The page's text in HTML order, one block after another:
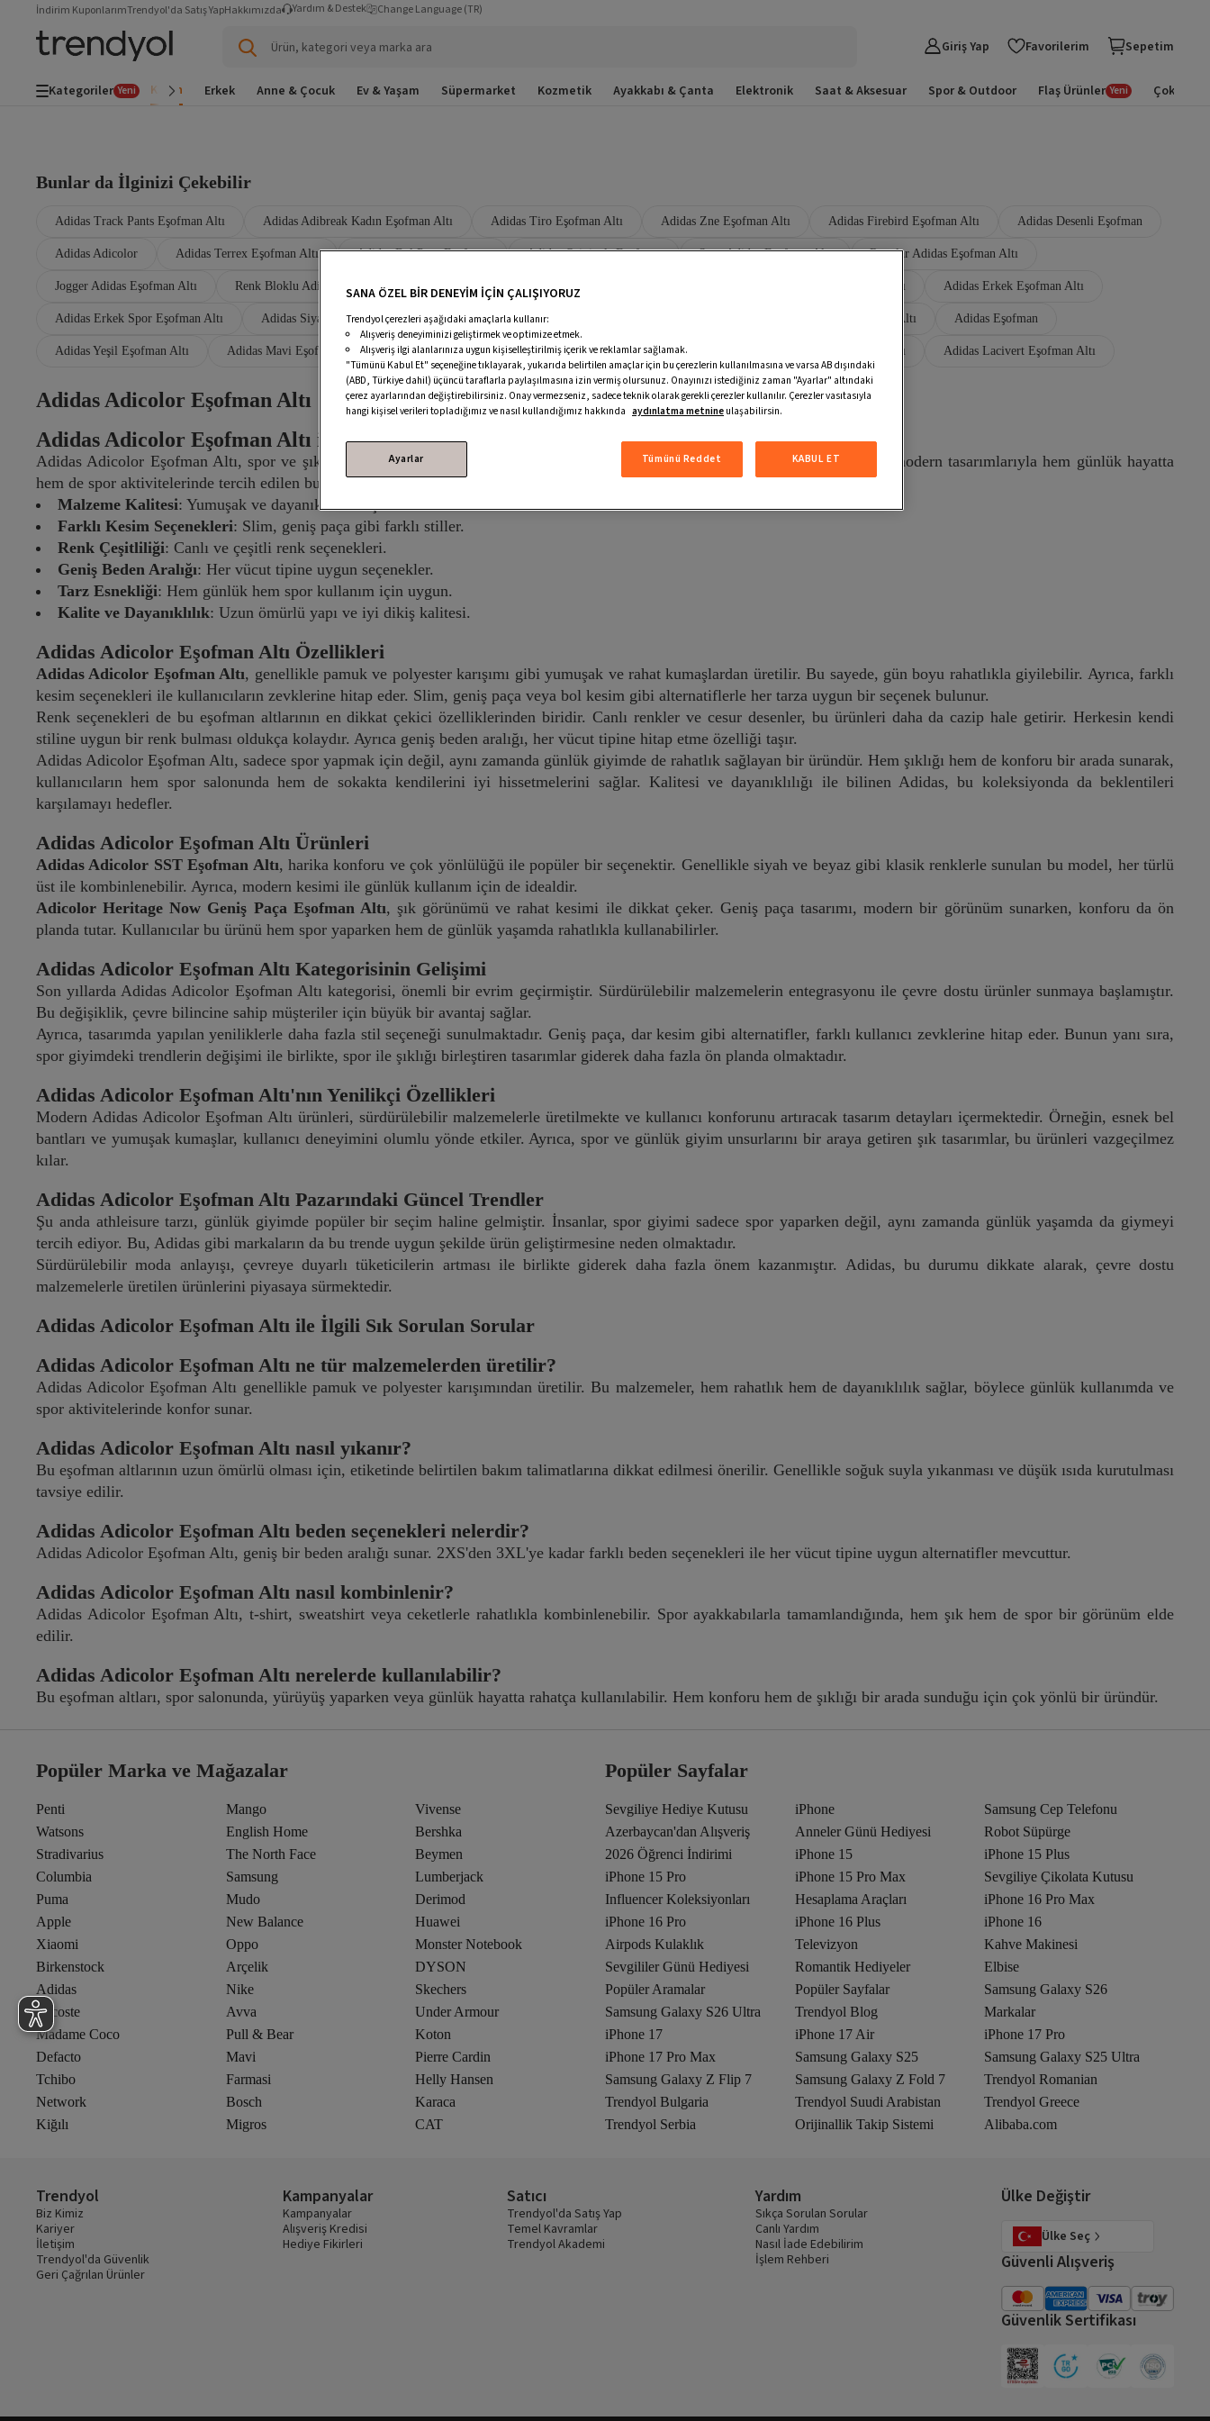
İndirim KuponlarımTrendyol'da Satış YapHakkımızda Yardım & Destek Change Language(TR)
Ürün, kategori veya marka ara Giriş Yap Favorilerim Sepetim
Kategoriler Yeni Kadın Erkek Anne & Çocuk Ev & Yaşam Süpermarket Kozmetik Ayakkabı & Çanta Elektronik Saat & Aksesuar Spor & Outdoor Flaş Ürünler Yeni Çok
Bunlar da İlginizi Çekebilir
Adidas Track Pants Eşofman Altı Adidas Adibreak Kadın Eşofman Altı Adidas Tiro Eşofman Altı Adidas Zne Eşofman Altı Adidas Firebird Eşofman Altı Adidas Desenli Eşofman
Adidas Adicolor Adidas Terrex Eşofman Altı Adidas Bol Paça Eşofman Adidas Originals Eşofman Spor Adidas Eşofman Altı Regular Adidas Eşofman Altı
Jogger Adidas Eşofman Altı Renk Bloklu Adidas Eşofman Altı Unisex Adidas Eşofman Altı Adidas Eşofman Altı Adidas Erkek Eşofman Altı
Adidas Erkek Spor Eşofman Altı Adidas Siyah Eşofman Altı Adidas Mavi Eşofman Altı Adidas Kadın Eşofman Altı Adidas Eşofman
Adidas Yeşil Eşofman Altı Adidas Mavi Eşofman Adidas Sarı Eşofman Altı Adidas Kadın Spor Eşofman Altı Adidas Turuncu Eşofman Altı Adidas Lacivert Eşofman Altı
Adidas Adicolor Eşofman Altı
Adidas Adicolor Eşofman Altı ile Şıklığınızı Yansıtın!
Adidas Adicolor Eşofman Altı, spor ve şıklığı bir araya getiren, her yaştan ve her tarza hitap eden bir üründür. Rahat yapısı ve modern tasarımlarıyla hem günlük hayatta
hem de spor aktivitelerinde tercih edilen bu eşofman altları, Adidas’ın kalitesini ve stilini yansıtır.
Malzeme Kalitesi: Yumuşak ve dayanıklı kumaşlar.
Farklı Kesim Seçenekleri: Slim, geniş paça gibi farklı stiller.
Renk Çeşitliliği: Canlı ve çeşitli renk seçenekleri.
Geniş Beden Aralığı: Her vücut tipine uygun seçenekler.
Tarz Esnekliği: Hem günlük hem spor kullanım için uygun.
Kalite ve Dayanıklılık: Uzun ömürlü yapı ve iyi dikiş kalitesi.
Adidas Adicolor Eşofman Altı Özellikleri
Adidas Adicolor Eşofman Altı, genellikle pamuk ve polyester karışımı gibi yumuşak ve rahat kumaşlardan üretilir. Bu sayede, gün boyu rahatlıkla giyilebilir. Ayrıca, farklı
kesim seçenekleri ile kullanıcıların zevklerine hitap eder. Slim, geniş paça veya bol kesim gibi alternatiflerle her tarza uygun bir seçenek bulunur.
Renk seçenekleri de bu eşofman altlarının en dikkat çekici özelliklerinden biridir. Canlı renkler ve cesur desenler, bu ürünleri daha da cazip hale getirir. Herkesin kendi
stiline uygun bir renk bulması oldukça kolaydır. Ayrıca geniş beden aralığı, her vücut tipine hitap etme özelliği taşır.
Adidas Adicolor Eşofman Altı, sadece spor yapmak için değil, aynı zamanda günlük giyimde de rahatlık sağlayan bir üründür. Hem şıklığı hem de konforu bir arada sunarak,
kullanıcıların hem spor salonunda hem de sokakta kendilerini iyi hissetmelerini sağlar. Kalitesi ve dayanıklılığı ile bilinen Adidas, bu koleksiyonda da beklentileri
karşılamayı hedefler.
Adidas Adicolor Eşofman Altı Ürünleri
Adidas Adicolor SST Eşofman Altı, harika konforu ve çok yönlülüğü ile popüler bir seçenektir. Genellikle siyah ve beyaz gibi klasik renklerle sunulan bu model, her türlü
üst ile kombinlenebilir. Ayrıca, modern kesimi ile günlük kullanım için de idealdir.
Adicolor Heritage Now Geniş Paça Eşofman Altı, şık görünümü ve rahat kesimi ile dikkat çeker. Geniş paça tasarımı, modern bir görünüm sunarken, konforu da ön
planda tutar. Kullanıcılar bu ürünü hem spor yaparken hem de günlük yaşamda rahatlıkla kullanabilirler.
Adidas Adicolor Eşofman Altı Kategorisinin Gelişimi
Son yıllarda Adidas Adicolor Eşofman Altı kategorisi, önemli bir evrim geçirmiştir. Sürdürülebilir malzemelerin entegrasyonu ile çevre dostu ürünler sunmaya başlamıştır.
Bu değişiklik, çevre bilincine sahip müşteriler için büyük bir avantaj sağlar.
Ayrıca, tasarımda yapılan yeniliklerle daha fazla stil seçeneği sunulmaktadır. Geniş paça, dar kesim gibi alternatifler, farklı kullanıcı zevklerine hitap eder. Bunun yanı sıra,
spor giyimdeki trendlerin değişimi ile birlikte, spor ile şıklığı birleştiren tasarımlar giderek daha fazla ön planda olmaktadır.
Adidas Adicolor Eşofman Altı'nın Yenilikçi Özellikleri
Modern Adidas Adicolor Eşofman Altı ürünleri, sürdürülebilir malzemelerle üretilmekte ve kullanıcı konforunu artıracak tasarım detayları içermektedir. Örneğin, esnek bel
bantları ve yumuşak kumaşlar, kullanıcı deneyimini olumlu yönde etkiler. Ayrıca, spor ve günlük giyim unsurlarını bir araya getiren şık tasarımlar, bu ürünleri vazgeçilmez
kılar.
Adidas Adicolor Eşofman Altı Pazarındaki Güncel Trendler
Şu anda athleisure tarzı, günlük giyimde popüler bir seçim haline gelmiştir. İnsanlar, spor giyimi sadece spor yaparken değil, aynı zamanda günlük yaşamda da giymeyi
tercih ediyor. Bu, Adidas gibi markaların da bu trende uygun şekilde ürün geliştirmesine neden olmaktadır.
Sürdürülebilir moda anlayışı, çevreye duyarlı tüketicilerin artması ile birlikte giderek daha fazla önem kazanmıştır. Adidas, bu durumu dikkate alarak, çevre dostu
malzemelerle üretilen ürünlerini piyasaya sürmektedir.
Adidas Adicolor Eşofman Altı ile İlgili Sık Sorulan Sorular
Adidas Adicolor Eşofman Altı ne tür malzemelerden üretilir?
Adidas Adicolor Eşofman Altı genellikle pamuk ve polyester karışımından üretilir. Bu malzemeler, hem rahatlık hem de dayanıklılık sağlar, böylece günlük kullanımda ve
spor aktivitelerinde konfor sunar.
Adidas Adicolor Eşofman Altı nasıl yıkanır?
Bu eşofman altlarının uzun ömürlü olması için, etiketinde belirtilen bakım talimatlarına dikkat edilmesi önerilir. Genellikle soğuk suyla yıkanması ve düşük ısıda kurutulması
tavsiye edilir.
Adidas Adicolor Eşofman Altı beden seçenekleri nelerdir?
Adidas Adicolor Eşofman Altı, geniş bir beden aralığı sunar. 2XS'den 3XL'ye kadar farklı beden seçenekleri ile her vücut tipine uygun alternatifler mevcuttur.
Adidas Adicolor Eşofman Altı nasıl kombinlenir?
Adidas Adicolor Eşofman Altı, t-shirt, sweatshirt veya ceketlerle rahatlıkla kombinlenebilir. Spor ayakkabılarla tamamlandığında, hem şık hem de spor bir görünüm elde
edilir.
Adidas Adicolor Eşofman Altı nerelerde kullanılabilir?
Bu eşofman altları, spor salonunda, yürüyüş yaparken veya günlük hayatta rahatça kullanılabilir. Hem konforu hem de şıklığı bir arada sunduğu için çok yönlü bir üründür.
Popüler Marka ve Mağazalar
Penti Mango
Vivense
Watsons
English Home
Bershka
Stradivarius
The North Face
Beymen
Columbia
Samsung
Lumberjack
Puma
Mudo
Derimod
Apple
New Balance
Huawei
Xiaomi
Oppo
Monster Notebook
Birkenstock
Arçelik
DYSON
Adidas
Nike
Skechers
Lacoste
Avva
Under Armour
Madame Coco
Pull & Bear
Koton
Defacto
Mavi
Pierre Cardin
Tchibo
Farmasi
Helly Hansen
Network
Bosch
Karaca
Kiğılı
Migros CAT
Popüler Sayfalar
Sevgiliye Hediye Kutusu iPhone
Samsung Cep Telefonu
Azerbaycan'dan Alışveriş
Anneler Günü Hediyesi
Robot Süpürge
2026 Öğrenci İndirimi
iPhone 15
iPhone 15 Plus
iPhone 15 Pro
iPhone 15 Pro Max
Sevgiliye Çikolata Kutusu
Influencer Koleksiyonları
Hesaplama Araçları
iPhone 16 Pro Max
iPhone 16 Pro
iPhone 16 Plus
iPhone 16
Airpods Kulaklık
Televizyon
Kahve Makinesi
Sevgililer Günü Hediyesi
Romantik Hediyeler
Elbise
Popüler Aramalar
Popüler Sayfalar
Samsung Galaxy S26
Samsung Galaxy S26 Ultra
Trendyol Blog
Markalar
iPhone 17
iPhone 17 Air
iPhone 17 Pro
iPhone 17 Pro Max
Samsung Galaxy S25
Samsung Galaxy S25 Ultra
Samsung Galaxy Z Flip 7
Samsung Galaxy Z Fold 7
Trendyol Romanian
Trendyol Bulgaria
Trendyol Suudi Arabistan
Trendyol Greece
Trendyol Serbia
Orijinallik Takip Sistemi Alibaba.com
Trendyol
Biz Kimiz
Kariyer
İletişim
Trendyol'da Güvenlik
Geri Çağrılan Ürünler
Kampanyalar
Kampanyalar
Alışveriş Kredisi
Hediye Fikirleri
Satıcı
Trendyol'da Satış Yap
Temel Kavramlar
Trendyol Akademi
Yardım
Sıkça Sorulan Sorular
Canlı Yardım
Nasıl İade Edebilirim
İşlem Rehberi
Ülke Değiştir
Ülke Seç
Güvenli Alışveriş
Güvenlik Sertifikası
SANA ÖZEL BİR DENEYİM İÇİN ÇALIŞIYORUZ
Trendyol çerezleri aşağıdaki amaçlarla kullanır:
Alışveriş deneyiminizi geliştirmek ve optimize etmek.
Alışveriş ilgi alanlarınıza uygun kişiselleştirilmiş içerik ve reklamlar sağlamak.
"Tümünü Kabul Et" seçeneğine tıklayarak, yukarıda belirtilen amaçlar için bu çerezlerin kullanılmasına ve varsa AB dışındaki
(ABD, Türkiye dahil) üçüncü taraflarla paylaşılmasına izin vermiş olursunuz. Onayınızı istediğiniz zaman "Ayarlar" altındaki
çerez ayarlarından değiştirebilirsiniz. Onay vermezseniz, sadece teknik olarak gerekli çerezler kullanılır. Çerezler vasıtasıyla
hangi kişisel verileri topladığımız ve nasıl kullandığımız hakkında aydınlatma metnineulaşabilirsin.
Tümünü Reddet KABUL ET
Ayarlar